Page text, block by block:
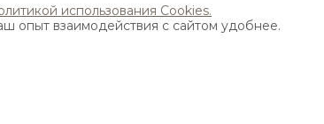
решение специально для
полкой-корзиной, штангой для
использования Cookies.
опыт взаимодействия с сайтом удобнее.